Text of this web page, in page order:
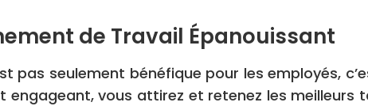
de Travail Épanouissant
pas seulement bénéfique pour les employés,
engageant, vous attirez et retenez les